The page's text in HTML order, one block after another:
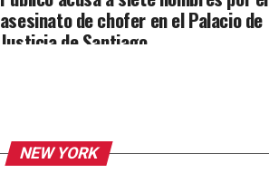
asesinato de chofer en el Palacio de
Justicia de Santiago
NEW YORK